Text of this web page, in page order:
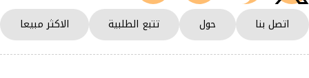
اتصل بنا حول تتبع الطلبية الاكثر مبيعا